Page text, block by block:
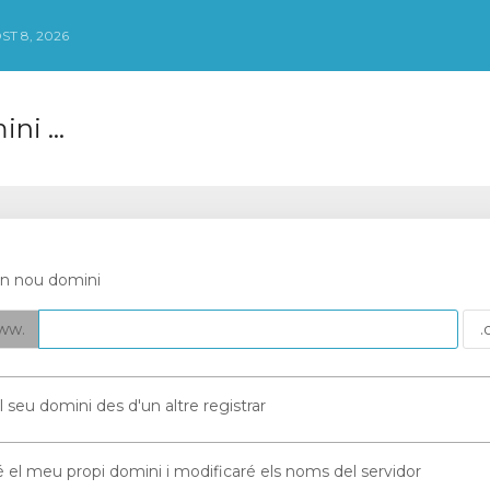
8, 2026
...
nou domini
seu domini des d'un altre registrar
el meu propi domini i modificaré els noms del servidor